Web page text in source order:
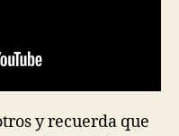
y recuerda que